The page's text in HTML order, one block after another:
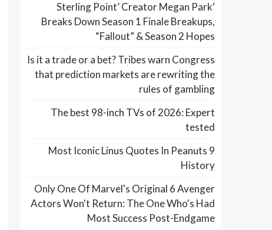
‘Sterling Point’ Creator Megan Park
Breaks Down Season 1 Finale Breakups,
“Fallout” & Season 2 Hopes
Is it a trade or a bet? Tribes warn Congress
that prediction markets are rewriting the
rules of gambling
The best 98-inch TVs of 2026: Expert
tested
9 Most Iconic Linus Quotes In Peanuts
History
Only One Of Marvel's Original 6 Avenger
Actors Won't Return: The One Who's Had
Most Success Post-Endgame